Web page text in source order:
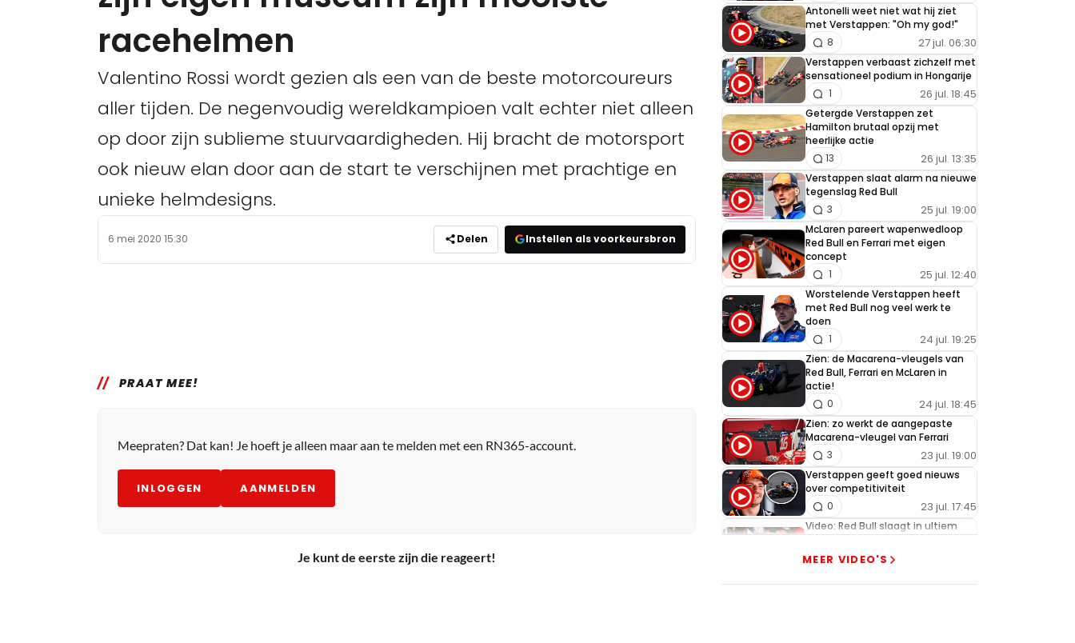
racehelmen
Valentino Rossi wordt gezien als een van de beste motorcoureurs
aller tijden. De negenvoudig wereldkampioen valt echter niet alleen
op door zijn sublieme stuurvaardigheden. Hij bracht de motorsport
ook nieuw elan door aan de start te verschijnen met prachtige en
unieke helmdesigns.
6 mei 2020 15:30 Delen Instellen als voorkeursbron
PRAAT MEE!
Meepraten? Dat kan! Je hoeft je alleen maar aan te melden met een RN365-account.
INLOGGEN AANMELDEN
Je kunt de eerste zijn die reageert!
Antonelli weet niet wat hij ziet
met Verstappen: "Oh my god!"
27 jul. 06:30
8
Verstappen verbaast zichzelf met
sensationeel podium in Hongarije
26 jul. 18:45
1
Getergde Verstappen zet
Hamilton brutaal opzij met
heerlijke actie
26 jul. 13:35
13
Verstappen slaat alarm na nieuwe
tegenslag Red Bull
25 jul. 19:00
3
McLaren pareert wapenwedloop
Red Bull en Ferrari met eigen
concept
25 jul. 12:40
1
Worstelende Verstappen heeft
met Red Bull nog veel werk te
doen
24 jul. 19:25
1
Zien: de Macarena-vleugels van
Red Bull, Ferrari en McLaren in
actie!
24 jul. 18:45
0
Zien: zo werkt de aangepaste
Macarena-vleugel van Ferrari
23 jul. 19:00
3
Verstappen geeft goed nieuws
over competitiviteit
23 jul. 17:45
0
Video: Red Bull slaagt in ultiem
huzarenstukje met kapotte auto
Verstappen
MEER VIDEO'S